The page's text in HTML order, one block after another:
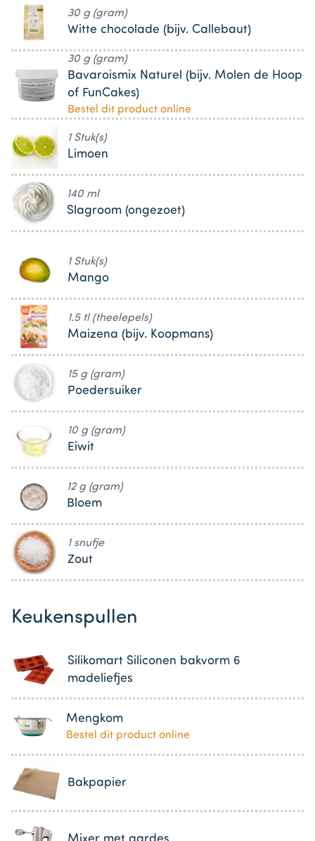
30 g (gram)
Witte chocolade (bijv. Callebaut)
30 g (gram)
Bavaroismix Naturel (bijv. Molen de Hoop
of FunCakes)
Bestel dit product online
1 Stuk(s)
Limoen
140 ml
Slagroom (ongezoet)
1 Stuk(s)
Mango
1.5 tl (theelepels)
Maizena (bijv. Koopmans)
15 g (gram)
Poedersuiker
10 g (gram)
Eiwit
12 g (gram)
Bloem
1 snufje
Zout
Keukenspullen
Silikomart Siliconen bakvorm 6
madeliefjes
Mengkom
Bestel dit product online
Bakpapier